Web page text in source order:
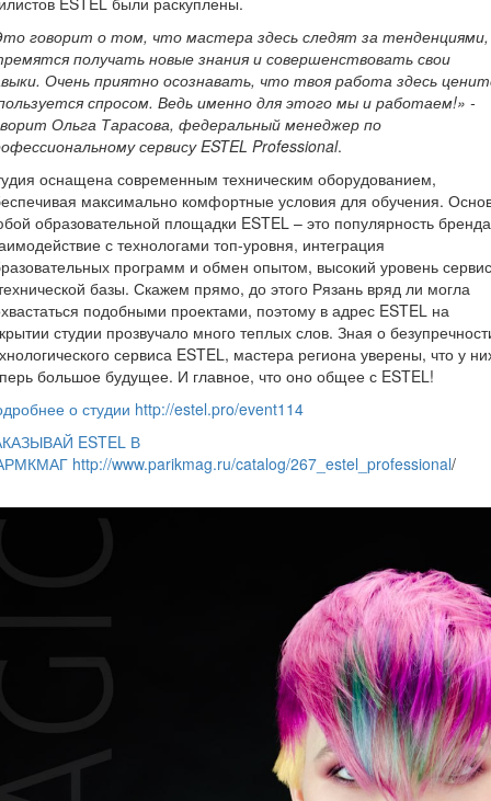
говорит о том, что мастера здесь следят за тенденциями,
получать новые знания и совершенствовать свои
Очень приятно осознавать, что твоя работа здесь
спросом. Ведь именно для этого мы и работаем!» -
Ольга Тарасова, федеральный менеджер по
сервису ESTEL Professional.
оснащена современным техническим оборудованием,
максимально комфортные условия для обучения.
образовательной площадки ESTEL – это популярность
с технологами топ-уровня, интеграция
программ и обмен опытом, высокий уровень
базы. Скажем прямо, до этого Рязань вряд ли могла
подобными проектами, поэтому в адрес ESTEL на
студии прозвучало много теплых слов. Зная о
сервиса ESTEL, мастера региона уверены, что у
большое будущее. И главное, что оно общее с ESTEL!
о студии http://estel.pro/event114
ESTEL В
http://www.parikmag.ru/catalog/267_estel_professional/